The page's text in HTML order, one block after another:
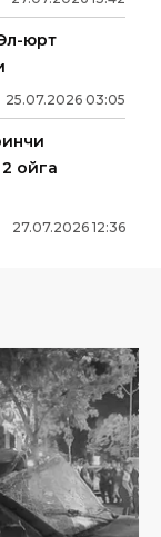
юрт
25.07.2026 03:05
ойга
27.07.2026 12:36